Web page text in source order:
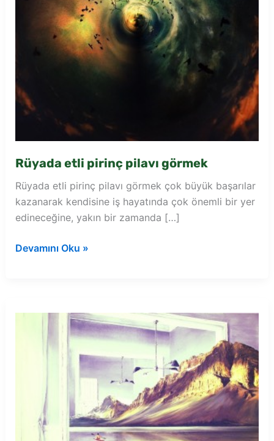
Rüyada etli pirinç pilavı görmek
Rüyada etli pirinç pilavı görmek çok büyük başarılar
kazanarak kendisine iş hayatında çok önemli bir yer
edineceğine, yakın bir zamanda […]
Rüyada
görmek
Devamını Oku »